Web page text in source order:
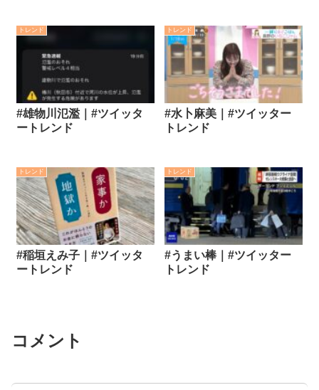
トレンド
#雄物川氾濫｜#ツイッタ
ートレンド
トレンド
#水卜麻美｜#ツイッター
トレンド
トレンド
#稲垣えみ子｜#ツイッタ
ートレンド
トレンド
#うまい棒｜#ツイッター
トレンド
コメント